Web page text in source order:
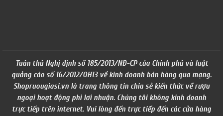
Tuân thủ Nghị định số 185/2013/NĐ-CP của Chính phủ và luật
quảng cáo số 16/2012/QH13 về kinh doanh bán hàng qua mạng.
Shopruougiasi.vn là trang thông tin chia sẻ kiến thức về rượu
ngoại hoạt động phi lơi nhuận. Chúng tôi không kinh doanh
trực tiếp trên internet. Vui lòng đến trực tiếp đến các cửa hàng